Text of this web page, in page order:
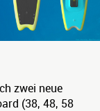
zwei neue
(38, 48, 58